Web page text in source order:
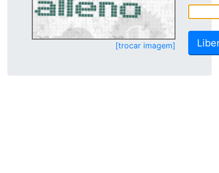
[trocar imagem]